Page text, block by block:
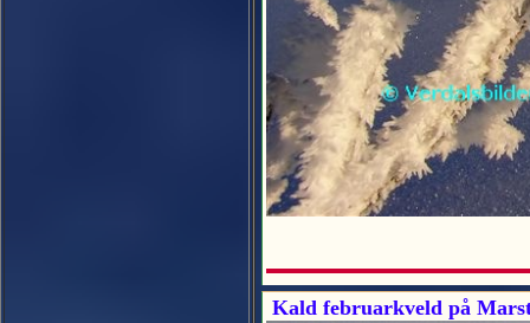
Kald februarkveld på